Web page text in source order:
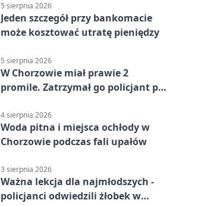
5 sierpnia 2026
Jeden szczegół przy bankomacie
może kosztować utratę pieniędzy
5 sierpnia 2026
W Chorzowie miał prawie 2
promile. Zatrzymał go policjant po
4 sierpnia 2026
Woda pitna i miejsca ochłody w
Chorzowie podczas fali upałów
3 sierpnia 2026
Ważna lekcja dla najmłodszych -
policjanci odwiedzili żłobek w